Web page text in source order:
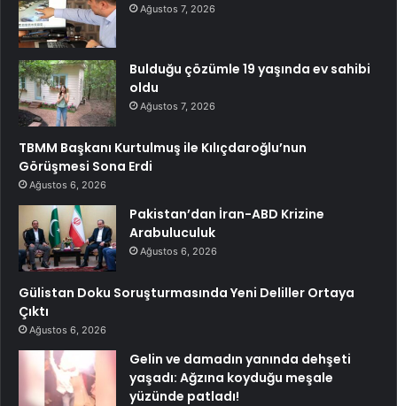
Ağustos 7, 2026
Bulduğu çözümle 19 yaşında ev sahibi
oldu
Ağustos 7, 2026
TBMM Başkanı Kurtulmuş ile Kılıçdaroğlu’nun
Görüşmesi Sona Erdi
Ağustos 6, 2026
Pakistan’dan İran-ABD Krizine
Arabuluculuk
Ağustos 6, 2026
Gülistan Doku Soruşturmasında Yeni Deliller Ortaya
Çıktı
Ağustos 6, 2026
Gelin ve damadın yanında dehşeti
yaşadı: Ağzına koyduğu meşale
yüzünde patladı!